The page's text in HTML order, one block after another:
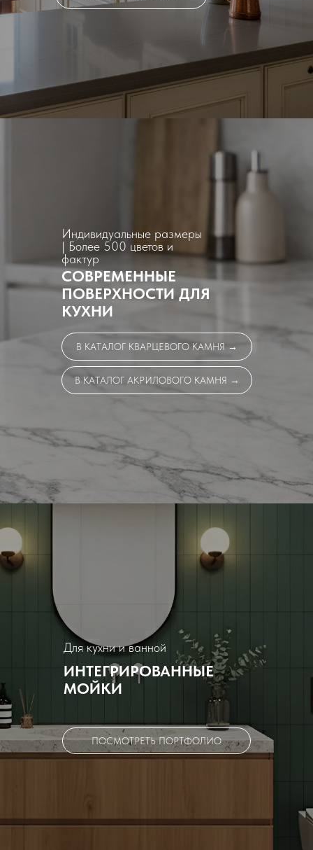
СОВРЕМЕННЫЕ
ПОВЕРХНОСТИ ДЛЯ
КУХНИ
В КАТАЛОГ КВАРЦЕВОГО КАМНЯ →
В КАТАЛОГ АКРИЛОВОГО КАМНЯ →
Индивидуальные размеры
| Более 500 цветов и
фактур
ИНТЕГРИРОВАННЫЕ
МОЙКИ
ПОСМОТРЕТЬ ПОРТФОЛИО
Для кухни и ванной